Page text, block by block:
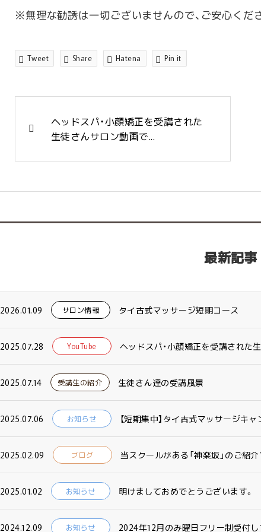
※無理な勧誘は一切ございませんので、ご安心くだ
Tweet Share Hatena Pin it
ヘッドスパ・小顔矯正を受講された
生徒さんサロン動画で...
最新記事
2026.01.09 サロン情報 タイ古式マッサージ短期コース
2025.07.28 YouTube ヘッドスパ・小顔矯正を受講された
2025.07.14 受講生の紹介 生徒さん達の受講風景
2025.07.06 お知らせ 【短期集中】タイ古式マッサージキャ
2025.02.09 ブログ 当スクールがある「神楽坂」のご紹
2025.01.02 お知らせ 明けましておめでとうございます。
2024.12.09 お知らせ 2024年12月のみ曜日フリー制受付し